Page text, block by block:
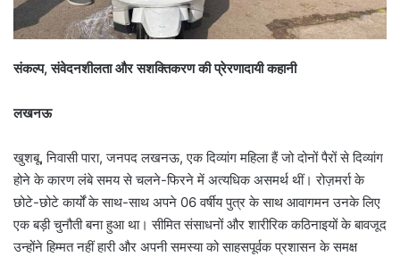
संकल्प, संवेदनशीलता और सशक्तिकरण की प्रेरणादायी कहानी
लखनऊ
खुशबू, निवासी पारा, जनपद लखनऊ, एक दिव्यांग महिला हैं जो दोनों पैरों से दिव्यांग
होने के कारण लंबे समय से चलने-फिरने में अत्यधिक असमर्थ थीं। रोज़मर्रा के
छोटे-छोटे कार्यों के साथ-साथ अपने 06 वर्षीय पुत्र के साथ आवागमन उनके लिए
एक बड़ी चुनौती बना हुआ था। सीमित संसाधनों और शारीरिक कठिनाइयों के बावजूद
उन्होंने हिम्मत नहीं हारी और अपनी समस्या को साहसपूर्वक प्रशासन के समक्ष